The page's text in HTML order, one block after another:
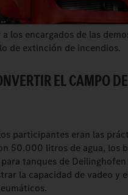
los encargados de las
de extinción de incendios.
EL CAMPO
participantes eran las
50.000 litros de agua, los
tanques de
la capacidad de vadeo y